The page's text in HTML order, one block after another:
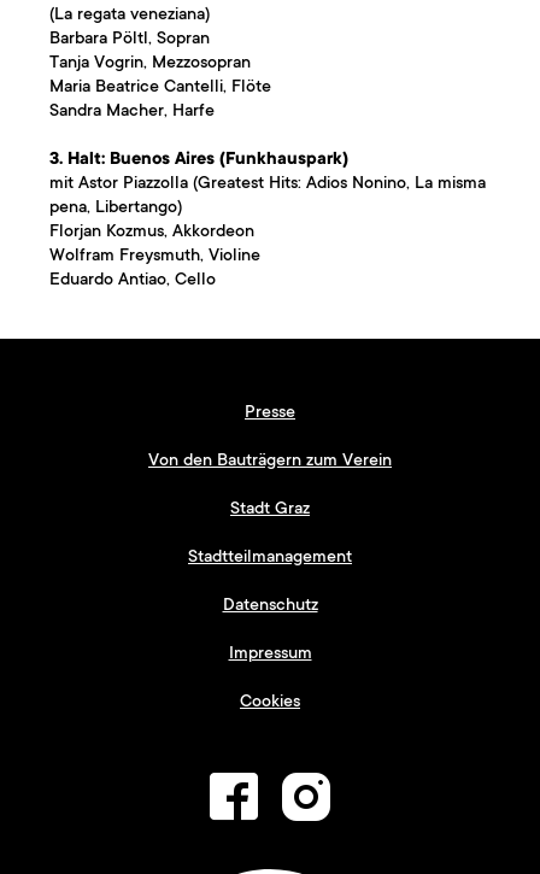
(La regata veneziana)
Barbara Pöltl, Sopran
Tanja Vogrin, Mezzosopran
Maria Beatrice Cantelli, Flöte
Sandra Macher, Harfe
3. Halt: Buenos Aires (Funkhauspark)
mit Astor Piazzolla (Greatest Hits: Adios Nonino, La misma
pena, Libertango)
Florjan Kozmus, Akkordeon
Wolfram Freysmuth, Violine
Eduardo Antiao, Cello
Presse
Von den Bauträgern zum Verein
Stadt Graz
Stadtteilmanagement
Datenschutz
Impressum
Cookies